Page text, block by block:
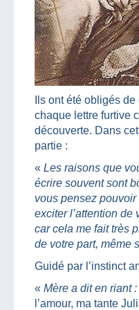
Ils ont été obligés
chaque lettre furtive
découverte. Dans
partie :
« Les raisons que
écrire souvent sont
vous pensez pouvoir
exciter l’attention de
car cela me fait très
de votre part, même
Guidé par l’instinct
« Mère a dit en riant :
l’amour, ma tante